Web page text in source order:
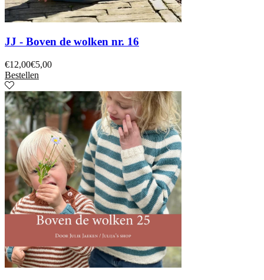
JJ - Boven de wolken nr. 16
€12,00€5,00
Bestellen